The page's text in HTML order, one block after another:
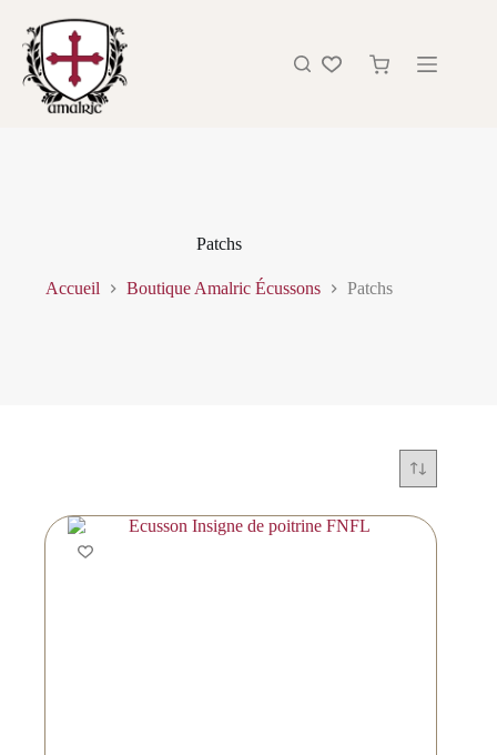
Patchs
Accueil Boutique Amalric Écussons Patchs